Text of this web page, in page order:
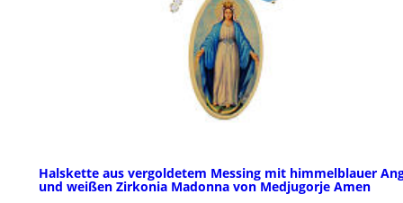
Halskette aus vergoldetem Messing mit himmelblauer
und weißen Zirkonia Madonna von Medjugorje Amen